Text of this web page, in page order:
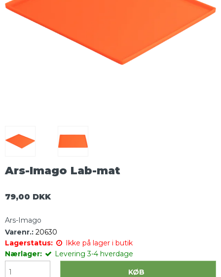
Ars-Imago Lab-mat
79,00 DKK
Ars-Imago
Varenr.: 20630
Lagerstatus:
Ikke på lager i butik
Nærlager:
Levering 3-4 hverdage
KØB